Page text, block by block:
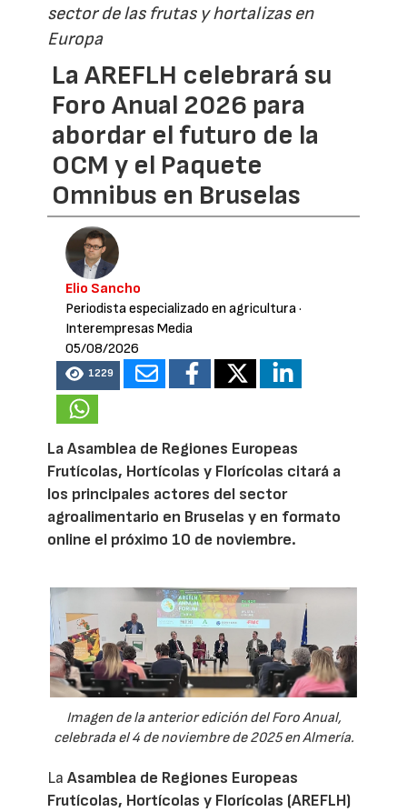
sector de las frutas y hortalizas en
Europa
La AREFLH celebrará su
Foro Anual 2026 para
abordar el futuro de la
OCM y el Paquete
Omnibus en Bruselas
Elio Sancho
Periodista especializado en agricultura·
Interempresas Media
05/08/2026
1229
La Asamblea de Regiones Europeas
Frutícolas, Hortícolas y Florícolas citará a
los principales actores del sector
agroalimentario en Bruselas y en formato
online el próximo 10 de noviembre.
Imagen de la anterior edición del Foro Anual,
celebrada el 4 de noviembre de 2025 en Almería.
LaAsamblea de Regiones Europeas
Frutícolas, Hortícolas y Florícolas (AREFLH)